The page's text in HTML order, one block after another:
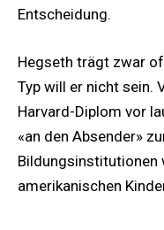
Entscheidung.
Hegseth trägt zwar
Typ will er nicht sein.
Harvard-Diplom vor
«an den Absender»
Bildungsinstitutionen
amerikanischen